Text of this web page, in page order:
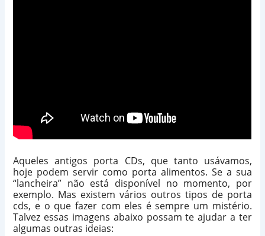
Aqueles antigos porta CDs, que tanto usávamos,
hoje podem servir como porta alimentos. Se a sua
“lancheira” não está disponível no momento, por
exemplo. Mas existem vários outros tipos de porta
cds, e o que fazer com eles é sempre um mistério.
Talvez essas imagens abaixo possam te ajudar a ter
algumas outras ideias: